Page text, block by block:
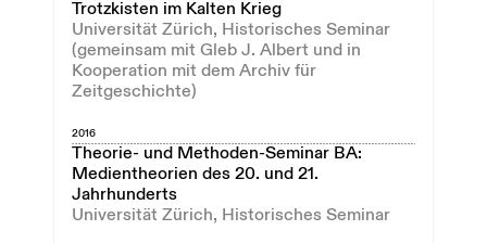
Trotzkisten im Kalten Krieg
Universität Zürich, Historisches Seminar
(gemeinsam mit Gleb J. Albert und in
Kooperation mit dem Archiv für
Zeitgeschichte)
2016
Theorie- und Methoden-Seminar BA:
Medientheorien des 20. und 21.
Jahrhunderts
Universität Zürich, Historisches Seminar